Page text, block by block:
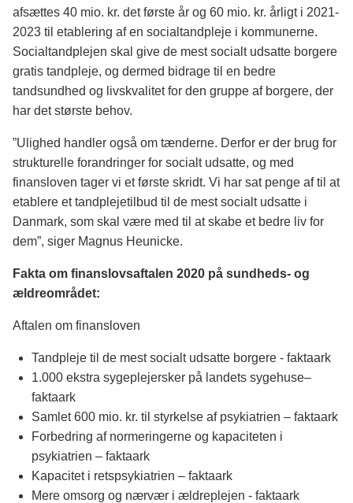
afsættes 40 mio. kr. det første år og 60 mio. kr. årligt i 2021-
2023 til etablering af en socialtandpleje i kommunerne.
Socialtandplejen skal give de mest socialt udsatte borgere
gratis tandpleje, og dermed bidrage til en bedre
tandsundhed og livskvalitet for den gruppe af borgere, der
har det største behov.
”Ulighed handler også om tænderne. Derfor er der brug for
strukturelle forandringer for socialt udsatte, og med
finansloven tager vi et første skridt. Vi har sat penge af til at
etablere et tandplejetilbud til de mest socialt udsatte i
Danmark, som skal være med til at skabe et bedre liv for
dem”, siger Magnus Heunicke.
Fakta om finanslovsaftalen 2020 på sundheds- og
ældreområdet:
Aftalen om finansloven
Tandpleje til de mest socialt udsatte borgere - faktaark
1.000 ekstra sygeplejersker på landets sygehuse–
faktaark
Samlet 600 mio. kr. til styrkelse af psykiatrien – faktaark
Forbedring af normeringerne og kapaciteten i
psykiatrien – faktaark
Kapacitet i retspsykiatrien – faktaark
Mere omsorg og nærvær i ældreplejen - faktaark